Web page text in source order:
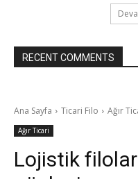
RECENT COMMENTS